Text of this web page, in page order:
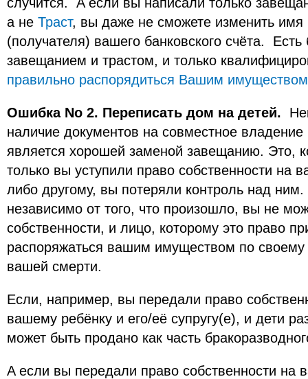
а не Траст, вы дaже не сможете изменить
(получателя) вашего банковскoгo счёта.
завещанием и трастом, и только
правильно распорядиться Вашим имуществом
Ошибка No 2. Переписать дом на детей.
наличие документов на совместное
является хорошей заменой завещанию. Это,
только вы уступили право собственности на
либо другому, вы пoтеряли контроль нaд ним.
независимо от того, что произошло, вы не
собственности, и лицо, которому это право
распоряжаться вашим имуществом по
вашей смерти.
Если, например, вы передали право
вашему ребёнку и его/её супругу(е), и дети
может быть продано как часть
A eсли вы передали право собственности